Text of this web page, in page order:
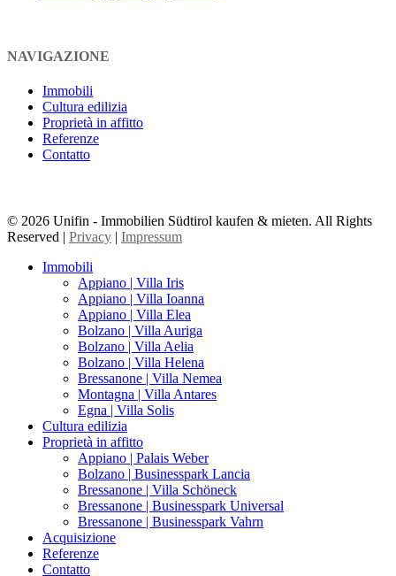
NAVIGAZIONE
Immobili
Cultura edilizia
Proprietà in affitto
Referenze
Contatto
© 2026 Unifin - Immobilien Südtirol kaufen & mieten. All Rights
Reserved | Privacy | Impressum
Immobili
Appiano | Villa Iris
Appiano | Villa Ioanna
Appiano | Villa Elea
Bolzano | Villa Auriga
Bolzano | Villa Aelia
Bolzano | Villa Helena
Bressanone | Villa Nemea
Montagna | Villa Antares
Egna | Villa Solis
Cultura edilizia
Proprietà in affitto
Appiano | Palais Weber
Bolzano | Businesspark Lancia
Bressanone | Villa Schöneck
Bressanone | Businesspark Universal
Bressanone | Businesspark Vahrn
Acquisizione
Referenze
Contatto